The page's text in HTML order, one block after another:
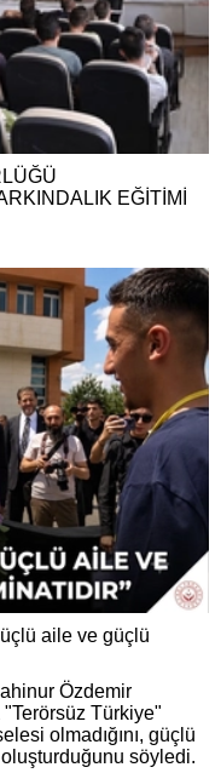
EĞİTİMİ
aile ve güçlü
Özdemir
"Terörsüz Türkiye"
olmadığını, güçlü
söyledi.